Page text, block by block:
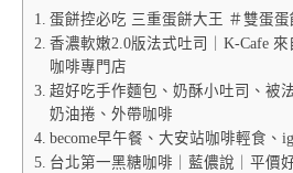
蛋餅控必吃 三重蛋餅大王 ＃雙蛋
香濃軟嫩2.0版法式吐司｜K-Cafe
咖啡專門店
超好吃手作麵包、奶酥小吐司、被
奶油捲、外帶咖啡
become早午餐、大安站咖啡輕食、
台北第一黑糖咖啡｜藍儂說｜平價